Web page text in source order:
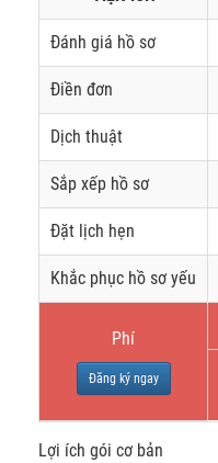
Đánh giá hồ sơ
Điền đơn
Dịch thuật
Sắp xếp hồ sơ
Đặt lịch hẹn
Khắc phục hồ sơ yếu
Phí
Đăng ký ngay
Lợi ích gói cơ bản